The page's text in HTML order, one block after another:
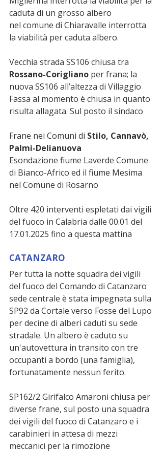
caduta di un grosso albero
nel comune di Chiaravalle interrotta
la viabilità per caduta albero.
Vecchia strada SS106 chiusa tra
Rossano-Corigliano per frana; la
nuova SS106 all’altezza di Villaggio
Fassa al momento è chiusa in quanto
risulta allagata. Sul posto il sindaco
Frane nei Comuni di Stilo, Cannavò,
Palmi-Delianuova
Esondazione fiume Laverde Comune
di Bianco-Africo ed il fiume Mesima
nel Comune di Rosarno
Oltre 420 interventi espletati dai vigili
del fuoco in Calabria dalle 00.01 del
17.01.2025 fino a questa mattina
CATANZARO
Per tutta la notte squadra dei vigili
del fuoco del Comando di Catanzaro
sede centrale è stata impegnata sulla
SP92 da Cortale verso Fosse del Lupo
per decine di alberi caduti su sede
stradale. Un albero è caduto su
un'autovettura in transito con tre
occupanti a bordo (una famiglia),
fortunatamente nessun ferito.
SP162/2 Girifalco Amaroni chiusa per
diverse frane, sul posto una squadra
dei vigili del fuoco di Catanzaro e i
carabinieri in attesa di mezzi
meccanici per la rimozione